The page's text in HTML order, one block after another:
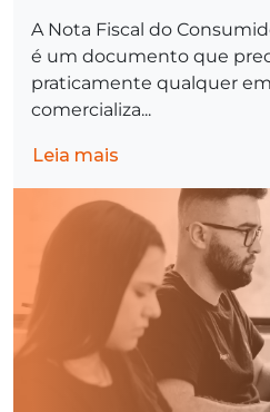
A Nota Fiscal do
é um documento que
praticamente qualquer
comercializa...
Leia mais